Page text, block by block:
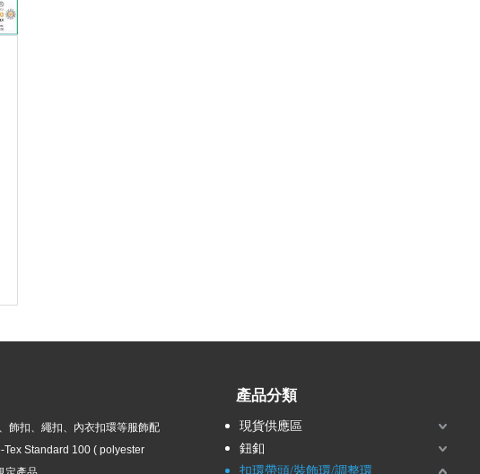
飾扣、繩扣、內衣扣環等服飾配
Standard 100 ( polyester
產品分類
現貨供應區
鈕釦
扣環帶頭/裝飾環/調整環